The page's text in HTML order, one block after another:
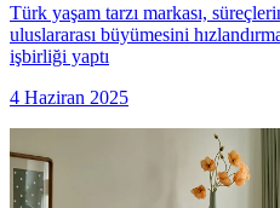
Türk yaşam tarzı markası,
uluslararası büyümesini
işbirliği yaptı
4 Haziran 2025